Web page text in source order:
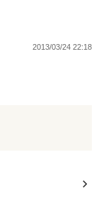
2013/03/24 22:18